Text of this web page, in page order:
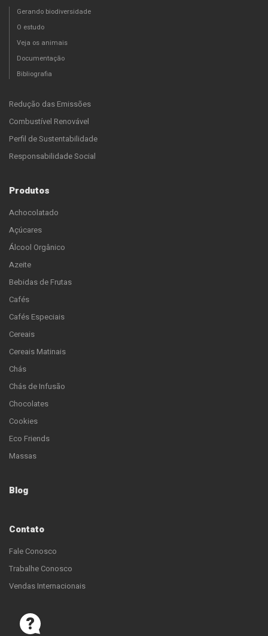
Gerando biodiversidade
O estudo
Veja os animais
Documentação
Bibliografia
Redução das Emissões
Combustível Renovável
Perfil de Sustentabilidade
Responsabilidade Social
Produtos
Achocolatado
Açúcares
Álcool Orgânico
Azeite
Bebidas de Frutas
Cafés
Cafés Especiais
Cereais
Cereais Matinais
Chás
Chás de Infusão
Chocolates
Cookies
Eco Friends
Massas
Blog
Contato
Fale Conosco
Trabalhe Conosco
Vendas Internacionais